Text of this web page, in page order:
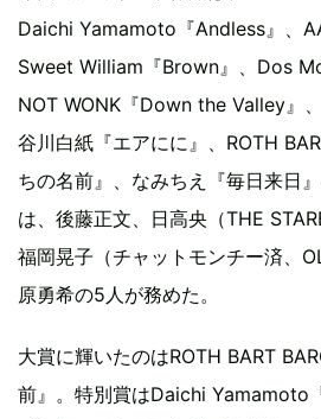
Daichi Yamamoto『Andless』、
Sweet William『Brown』、Dos
NOT WONK『Down the Valley』
谷川白紙『エアにに』、ROTH
ちの名前』、なみちえ『毎日来日
は、後藤正文、日高央（THE
福岡晃子（チャットモンチー済、
原勇希の5人が務めた。
大賞に輝いたのはROTH BART
前』。特別賞はDaichi Yamamoto